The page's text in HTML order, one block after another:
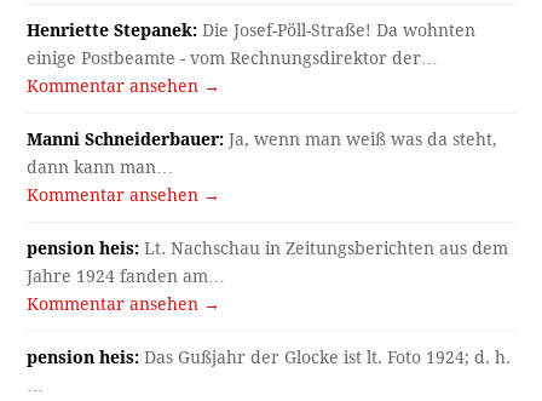
Henriette Stepanek: Die Josef-Pöll-Straße! Da wohnten
einige Postbeamte - vom Rechnungsdirektor der…
Kommentar ansehen →
Manni Schneiderbauer: Ja, wenn man weiß was da steht,
dann kann man…
Kommentar ansehen →
pension heis: Lt. Nachschau in Zeitungsberichten aus dem
Jahre 1924 fanden am…
Kommentar ansehen →
pension heis: Das Gußjahr der Glocke ist lt. Foto 1924; d. h.